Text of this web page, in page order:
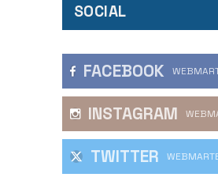
SOCIAL
FACEBOOK
INSTAGRAM
TWITTER